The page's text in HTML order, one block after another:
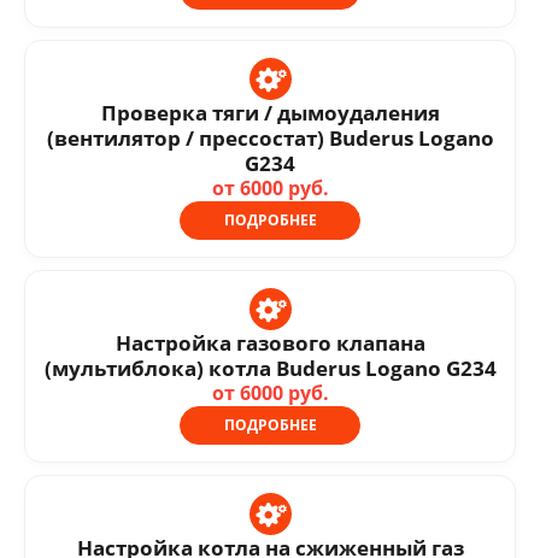
Проверка тяги / дымоудаления
(вентилятор / прессостат) Buderus Logano
G234
от 6000 руб.
ПОДРОБНЕЕ
Настройка газового клапана
(мультиблока) котла Buderus Logano G234
от 6000 руб.
ПОДРОБНЕЕ
Настройка котла на сжиженный газ